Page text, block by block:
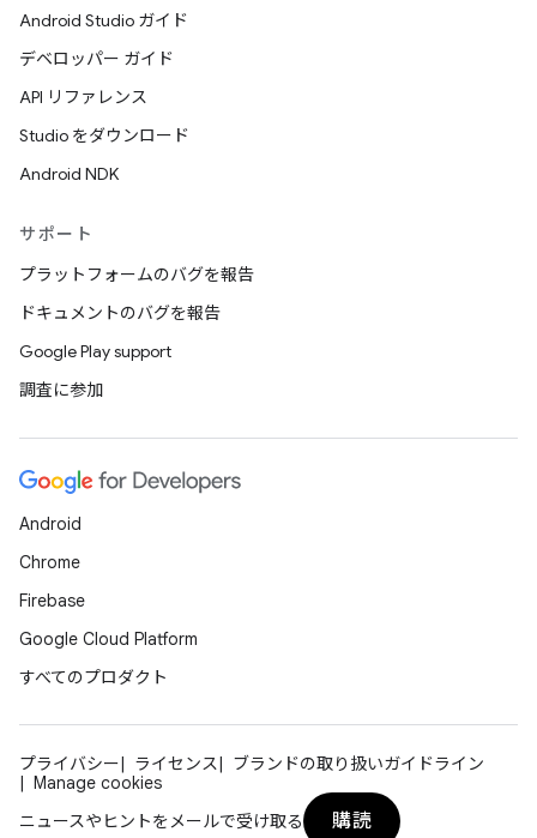
Android Studio ガイド
デベロッパー ガイド
API リファレンス
Studio をダウンロード
Android NDK
サポート
プラットフォームのバグを報告
ドキュメントのバグを報告
Google Play support
調査に参加
Android
Chrome
Firebase
Google Cloud Platform
すべてのプロダクト
プライバシー ライセンス
ブランドの取り扱いガイドライン
Manage cookies
ニュースやヒントをメールで受け取る
購読